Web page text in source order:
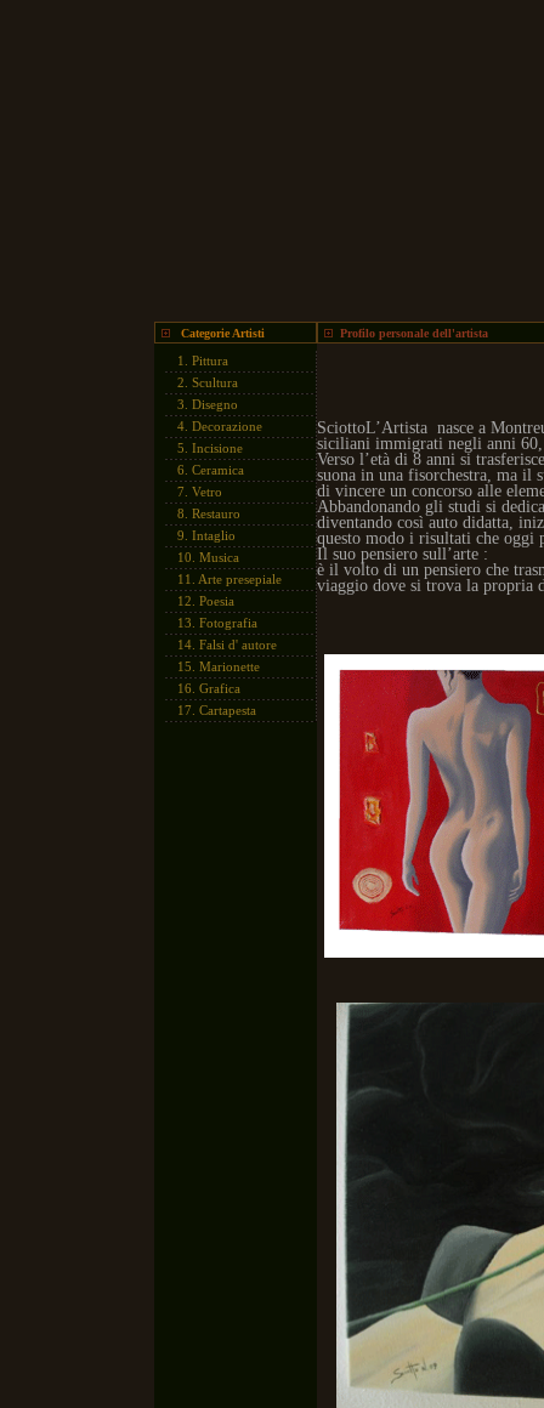
Categorie Artisti
1. Pittura
2. Scultura
3. Disegno
4. Decorazione
5. Incisione
6. Ceramica
7. Vetro
8. Restauro
9. Intaglio
10. Musica
11. Arte presepiale
12. Poesia
13. Fotografia
14. Falsi d' autore
15. Marionette
16. Grafica
17. Cartapesta
Profilo personale dell'artista
SciottoL’Artista nasce a
siciliani immigrati negli anni
Verso l’età di 8 anni si
suona in una fisorchestra, ma il
di vincere un concorso alle
Abbandonando gli studi si
diventando così auto didatta,
questo modo i risultati che oggi
Il suo pensiero sull’arte :
è il volto di un pensiero che
viaggio dove si trova la propria